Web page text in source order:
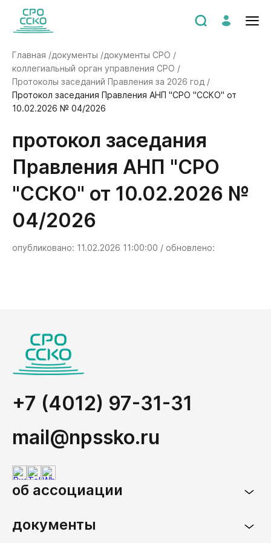
Главная /документы /документы СРО /
коллегиальный орган управления СРО /
Протоколы заседаний Правления за 2026 год /
Протокол заседания Правления АНП "СРО "ССКО" от
10.02.2026 № 04/2026
Протокол заседания
Правления АНП "СРО
"ССКО" от 10.02.2026 №
04/2026
опубликовано: 11.02.2026 11:00:00 / обновлено:
+7 (4012) 97-31-31
mail@npssko.ru
об ассоциации
документы